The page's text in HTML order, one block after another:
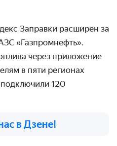
Заправки расширен за
«Газпромнефть».
через приложение
в пяти регионах
120
в Дзене!